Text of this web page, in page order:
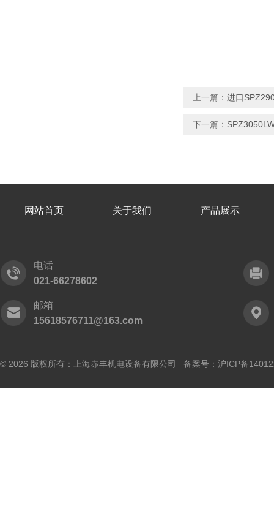
上一篇： 进口
下一篇：
网站首页 关于我们 产品展示
电话
021-66278602
邮箱
15618576711@163.com
© 2026 版权所有：上海赤丰机电设备有限公司 备案号： 沪ICP备